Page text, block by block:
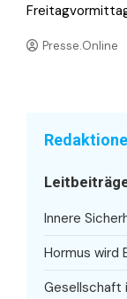
Presse.Online
Innere
Hormus wird
Gesellschaft